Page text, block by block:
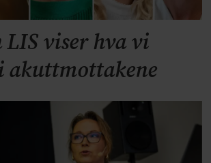
LIS viser hva vi
akuttmottakene